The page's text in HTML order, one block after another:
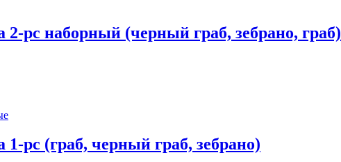
2-pc наборный (черный граб, зебрано, граб)
1-pc (граб, черный граб, зебрано)